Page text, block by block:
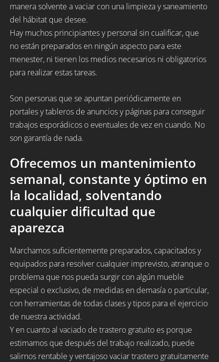
manera solvente a vaciar con una limpieza y saneamiento
del hábitat que desee.
Hay muchos principiantes y personal sin cualificar, que
no están preparados en ningún aspecto para este
menester, ni tienen los medios necesarios ni obligatorios
para realizar estas tareas.
Son personas que se apuntan periódicamente en
portales y tableros de anuncios y páginas para conseguir
trabajos esporádicos o eventuales de vez en cuando. No
son garantía de nada.
Ofrecemos un mantenimiento
semanal, constante y óptimo en
la localidad, solventando
cualquier dificultad que
aparezca
Marchamos suficientemente preparados, capacitados y
equipados para resolver cualquier imprevisto, atranque o
problema que nos pueda surgir con algún mueble
especial o exclusivo, de medidas en demasía o particular,
con herramientas de todas clases y tipos para el ejercicio
de nuestra actividad.
Y en cuanto al vaciado de trastero gratuito es porque
estimamos que después del trabajo realizado, puede
salirnos rentable y ventajoso vaciar trastero gratuitamente